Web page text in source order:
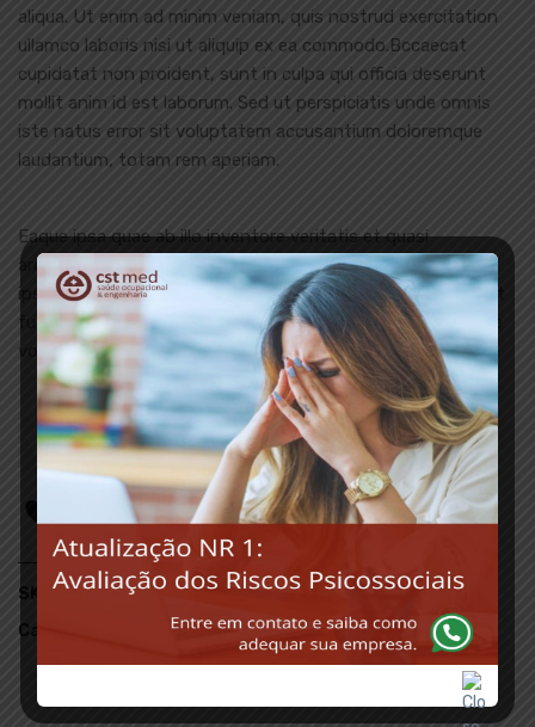
aliqua. Ut enim ad minim veniam, quis nostrud exercitation
ullamco laboris nisi ut aliquip ex ea commodo.Bccaecat
cupidatat non proident, sunt in culpa qui officia deserunt
mollit anim id est laborum. Sed ut perspiciatis unde omnis
iste natus error sit voluptatem accusantium doloremque
laudantium, totam rem aperiam.
Eaque ipsa quae ab illo inventore veritatis et quasi
architecto beatae vitae dicta sunt explicabo. Nemo enim
ipsam voluptatem quia voluptas sit aspernatur aut odit aut
fugit, sed quia consequuntur magni dolores eos qui ratione
voluptatem.
- + ADICIONAR AO CARRINHO
Add to wishlist
SKU: wp-pennant
Categoria: